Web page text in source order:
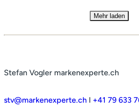
Mehr laden
Stefan Vogler markenexperte.ch
stv@markenexperte.ch I +41 79 633